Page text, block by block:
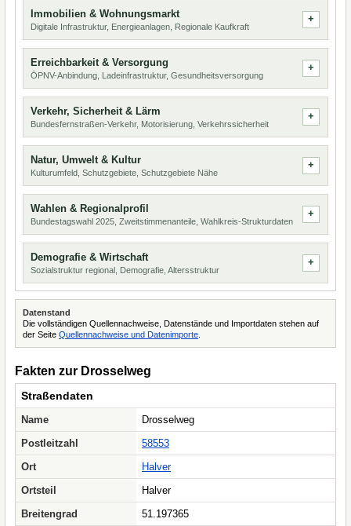
Immobilien & Wohnungsmarkt
Digitale Infrastruktur, Energieanlagen, Regionale Kaufkraft
Erreichbarkeit & Versorgung
ÖPNV-Anbindung, Ladeinfrastruktur, Gesundheitsversorgung
Verkehr, Sicherheit & Lärm
Bundesfernstraßen-Verkehr, Motorisierung, Verkehrssicherheit
Natur, Umwelt & Kultur
Kulturumfeld, Schutzgebiete, Schutzgebiete Nähe
Wahlen & Regionalprofil
Bundestagswahl 2025, Zweitstimmenanteile, Wahlkreis-Strukturdaten
Demografie & Wirtschaft
Sozialstruktur regional, Demografie, Altersstruktur
Datenstand
Die vollständigen Quellennachweise, Datenstände und Importdaten stehen auf
der Seite Quellennachweise und Datenimporte
Fakten zur Drosselweg
Straßendaten
Name
Drosselweg
Postleitzahl
58553
Ort
Halver
Ortsteil
Halver
Breitengrad
51.197365